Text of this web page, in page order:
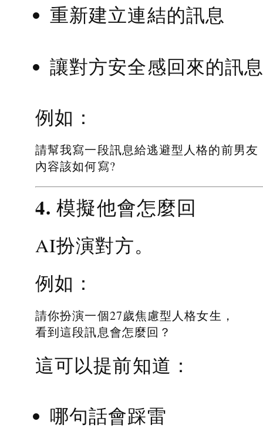
重新建立連結的訊息
讓對方安全感回來的訊
例如：
請幫我寫一段訊息給逃避型人格的前男友
內容該如何寫?
4. 模擬他會怎麼回
AI扮演對方。
例如：
請你扮演一個27歲焦慮型人格女生，
看到這段訊息會怎麼回？
這可以提前知道：
哪句話會踩雷